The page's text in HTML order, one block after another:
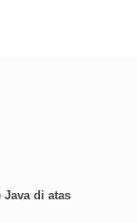
Java di atas